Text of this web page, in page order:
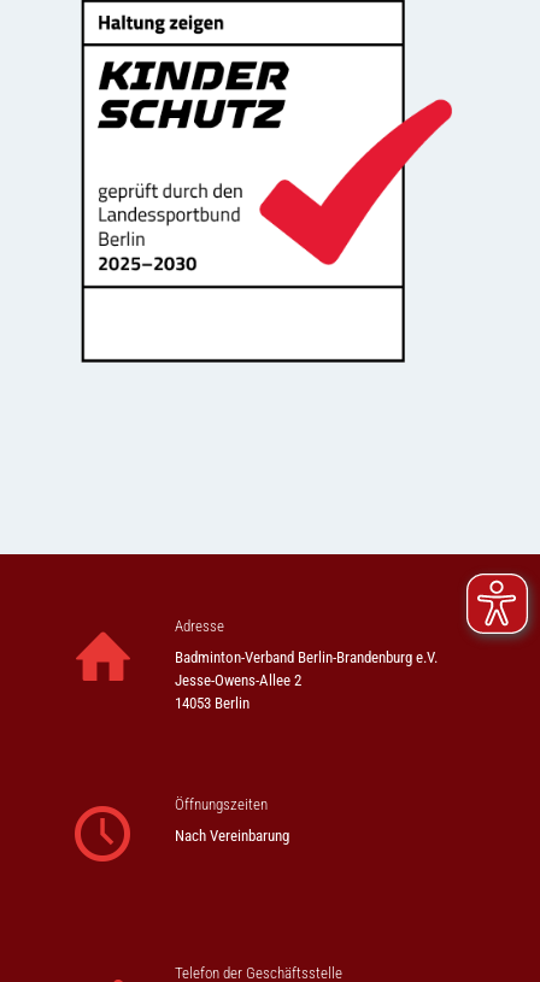
Adresse
Badminton-Verband Berlin-Brandenburg e.V.
Jesse-Owens-Allee 2
14053 Berlin
Öffnungszeiten
Nach Vereinbarung
Telefon der Geschäftsstelle